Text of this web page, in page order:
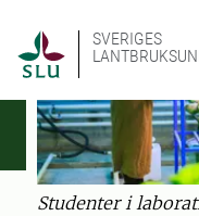
SVERIGES
Studenter i